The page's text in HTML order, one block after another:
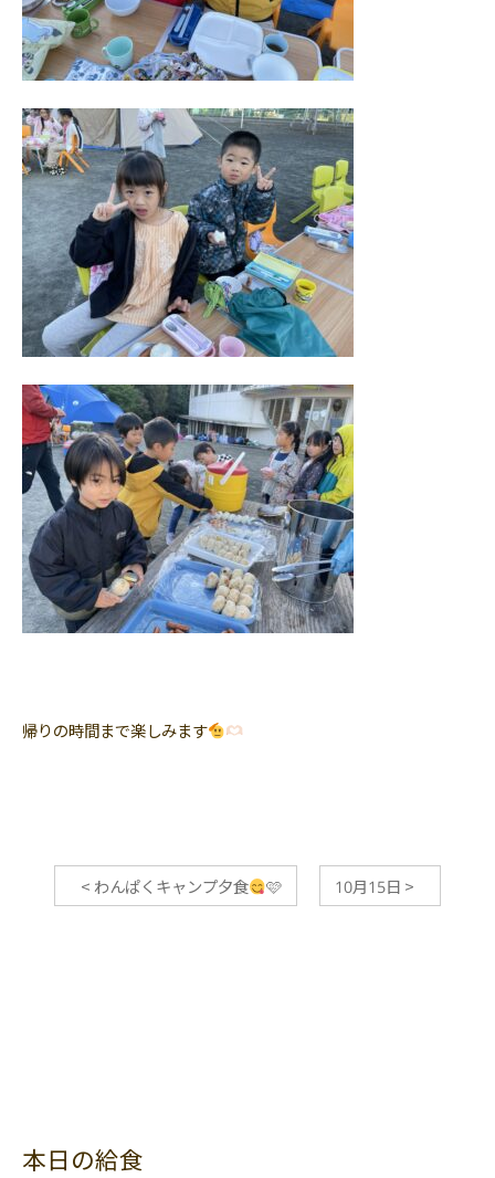
帰りの時間まで楽しみます
< わんぱくキャンプ夕食 🩷 10月15日 >
本日の給食